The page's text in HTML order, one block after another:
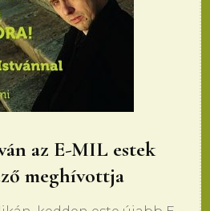
az E-MIL estek
meghívottja